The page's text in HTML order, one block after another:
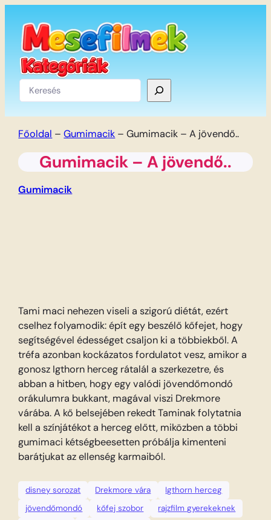
tartalomhoz
Keresés
Főoldal –Gumimacik –Gumimacik – A jövendő..
Gumimacik – A jövendő..
Gumimacik
Tami maci nehezen viseli a szigorú diétát, ezért
cselhez folyamodik: épít egy beszélő kőfejet, hogy
segítségével édességet csaljon ki a többiekből. A
tréfa azonban kockázatos fordulatot vesz, amikor a
gonosz Igthorn herceg rátalál a szerkezetre, és
abban a hitben, hogy egy valódi jövendőmondó
orákulumra bukkant, magával viszi Drekmore
várába. A kő belsejében rekedt Taminak folytatnia
kell a színjátékot a herceg előtt, miközben a többi
gumimaci kétségbeesetten próbálja kimenteni
barátjukat az ellenség karmaiból.
disney sorozat Drekmore vára
Igthorn herceg
jövendőmondó
kőfej szobor
rajzfilm gyerekeknek